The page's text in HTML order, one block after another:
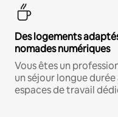
Des logements
nomades numériques
Vous êtes un
un séjour longue
espaces de travail